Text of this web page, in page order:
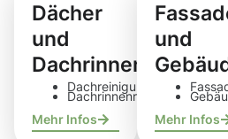
Dächer
und
Dachrinnen
Dachreinigung
Dachrinnenreinigung
Mehr Infos
und
Mehr Infos